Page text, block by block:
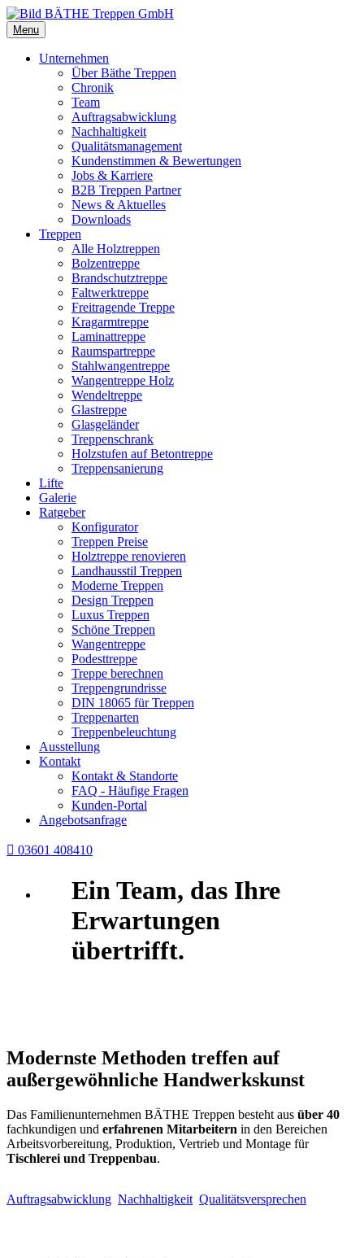
Menu
Unternehmen
Über Bäthe Treppen
Chronik
Team
Auftragsabwicklung
Nachhaltigkeit
Qualitätsmanagement
Kundenstimmen & Bewertungen
Jobs & Karriere
B2B Treppen Partner
News & Aktuelles
Downloads
Treppen
Alle Holztreppen
Bolzentreppe
Brandschutztreppe
Faltwerktreppe
Freitragende Treppe
Kragarmtreppe
Laminattreppe
Raumspartreppe
Stahlwangentreppe
Wangentreppe Holz
Wendeltreppe
Glastreppe
Glasgeländer
Treppenschrank
Holzstufen auf Betontreppe
Treppensanierung
Lifte
Galerie
Ratgeber
Konfigurator
Treppen Preise
Holztreppe renovieren
Landhausstil Treppen
Moderne Treppen
Design Treppen
Luxus Treppen
Schöne Treppen
Wangentreppe
Podesttreppe
Treppe berechnen
Treppengrundrisse
DIN 18065 für Treppen
Treppenarten
Treppenbeleuchtung
Ausstellung
Kontakt
Kontakt & Standorte
FAQ - Häufige Fragen
Kunden-Portal
Angebotsanfrage
 03601 408410
Ein Team, das Ihre
Erwartungen
übertrifft.
Modernste Methoden treffen auf
außergewöhnliche Handwerkskunst
Das Familienunternehmen BÄTHE Treppen besteht aus über 40
fachkundigen und erfahrenen Mitarbeitern in den Bereichen
Arbeitsvorbereitung, Produktion, Vertrieb und Montage für
Tischlerei und Treppenbau.
Auftragsabwicklung Nachhaltigkeit Qualitätsversprechen